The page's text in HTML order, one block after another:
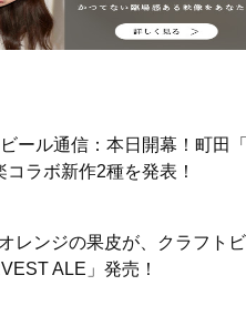
ール通信：本日開幕！町田
ラボ新作2種を発表！
レンジの果皮が、クラフト
ALE」発売！